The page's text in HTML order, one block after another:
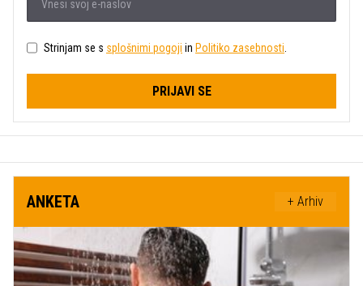
Strinjam se s splošnimi pogoji in Politiko zasebnosti
PRIJAVI SE
ANKETA + Arhiv